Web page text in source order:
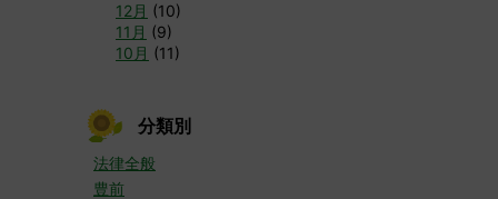
12月 (10)
11月 (9)
10月 (11)
分類別
法律全般
豊前